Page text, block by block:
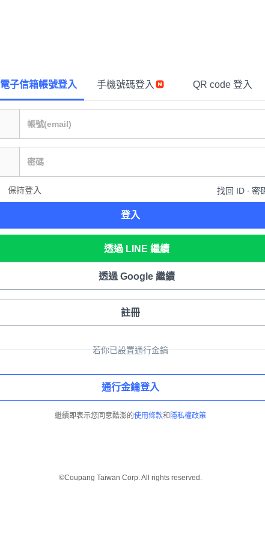
電子信箱帳號登入 手機號碼登入 QR code 登入
保持登入 找回 ID ∙ 密
登入
透過 LINE 繼續
透過 Google 繼續
註冊
若你已設置通行金鑰
通行金鑰登入
繼續即表示您同意酷澎的使用條款和 隱私權政策
©Coupang Taiwan Corp. All rights reserved.